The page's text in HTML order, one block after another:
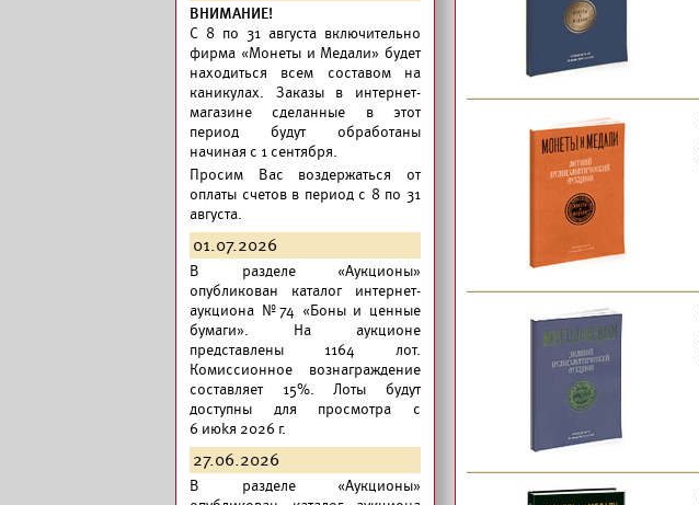
ВНИМАНИЕ!
C 8 по 31 августа включительно
фирма «Монеты и Медали» будет
находиться всем составом на
каникулах. Заказы в интернет-
магазине сделанные в этот
период будут обработаны
начиная с 1 сентября.
Просим Вас воздержаться от
оплаты счетов в период с 8 по 31
августа.
01.07.2026
В разделе «Аукционы»
опубликован каталог интернет-
аукциона №74 «Боны и ценные
бумаги». На аукционе
представлены 1164 лот.
Комиссионное вознаграждение
составляет 15%. Лоты будут
доступны для просмотра с
6 июkя 2026 г.
27.06.2026
В разделе «Аукционы»